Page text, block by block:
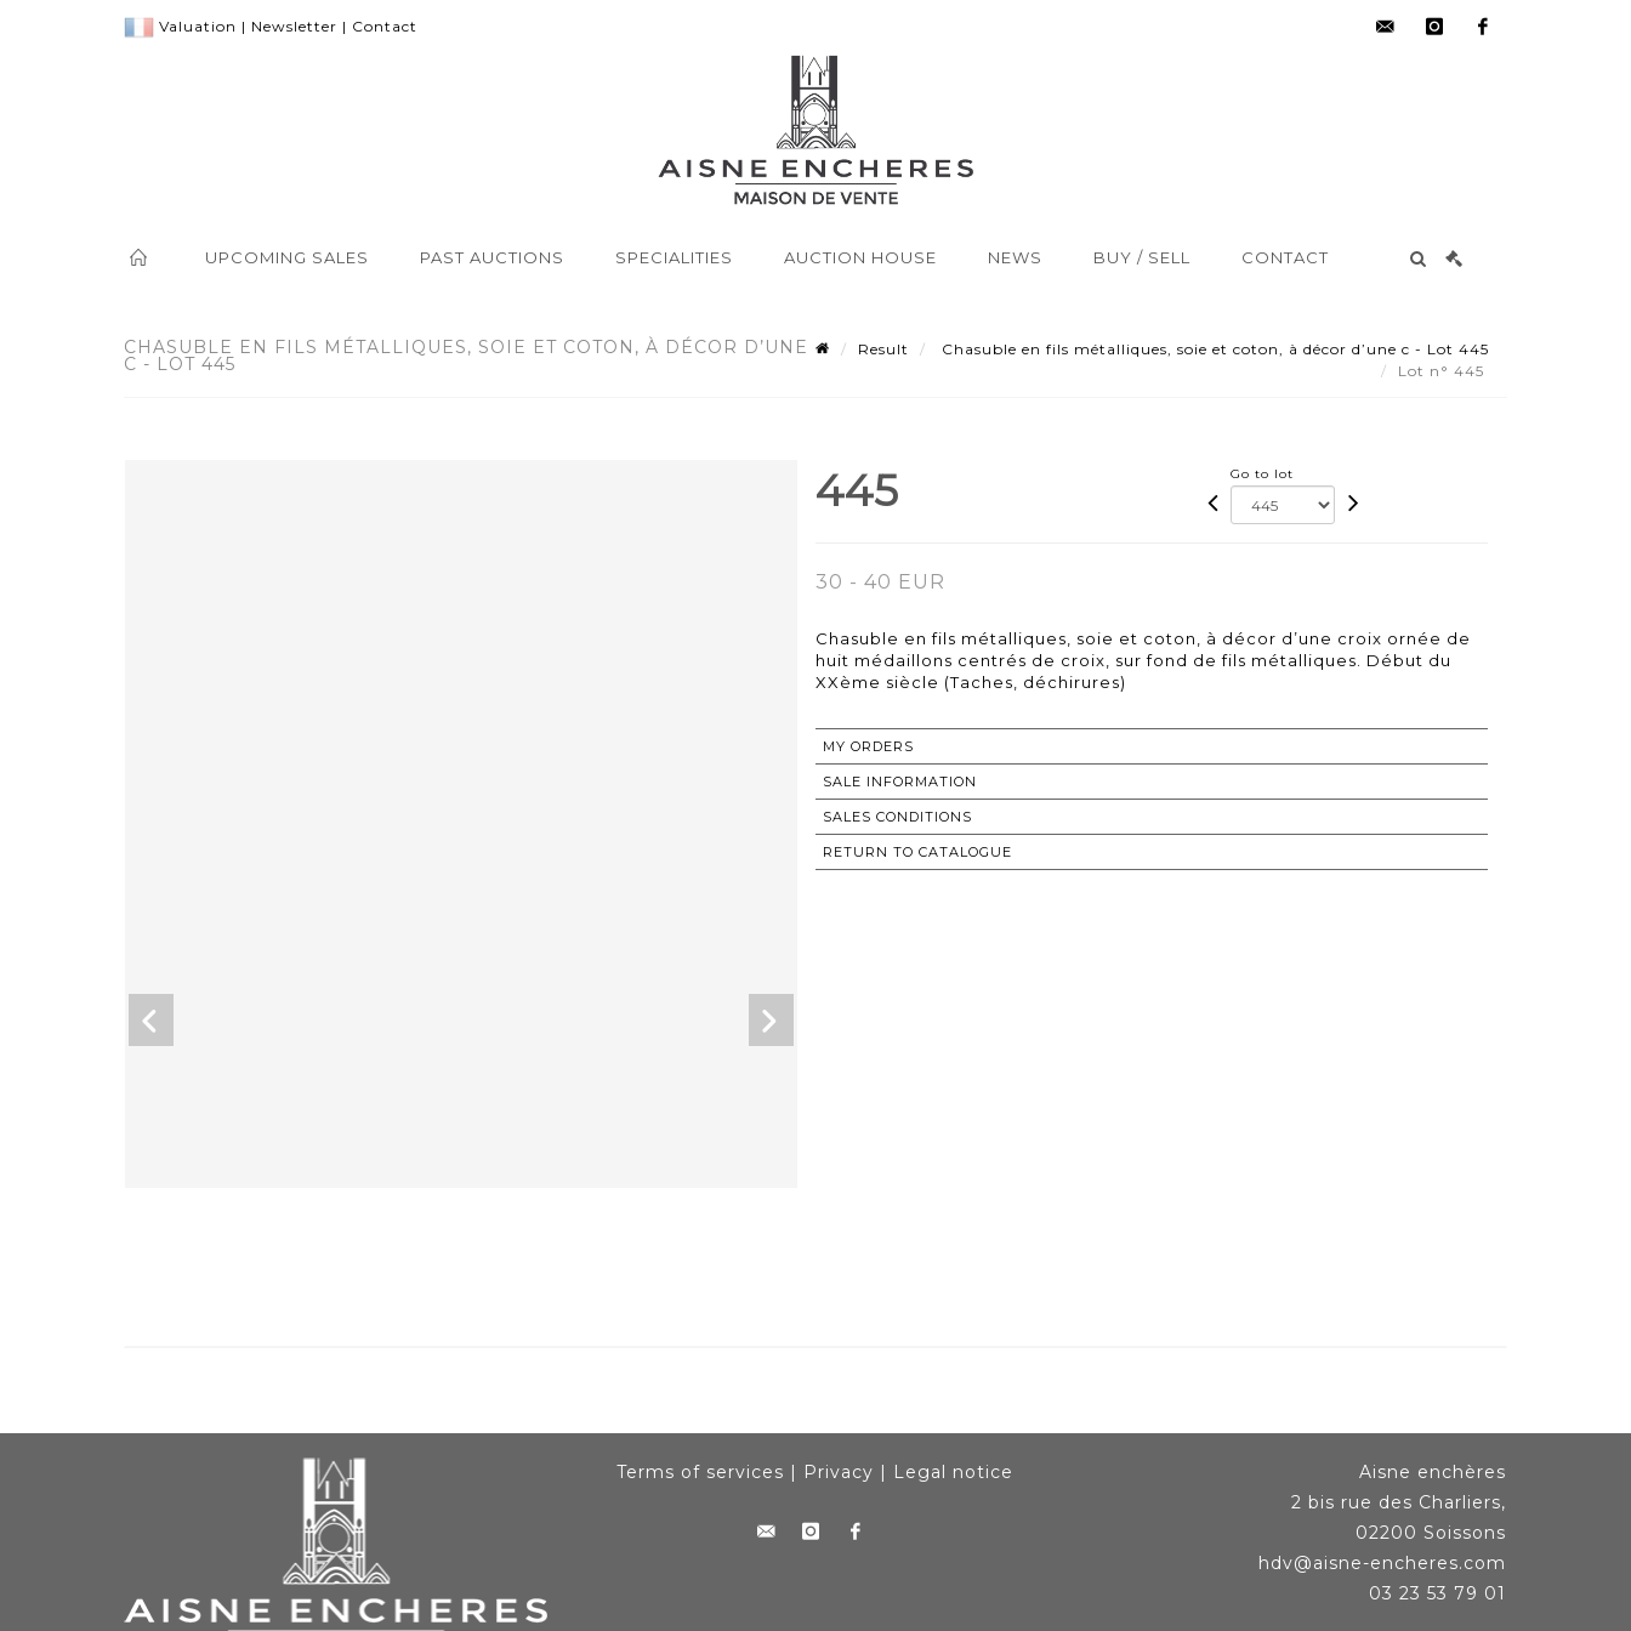
Valuation | Newsletter | Contact
UPCOMING SALES PAST AUCTIONS SPECIALITIES AUCTION HOUSE NEWS BUY / SELL CONTACT
CHASUBLE EN FILS MÉTALLIQUES, SOIE ET COTON, À DÉCOR D’UNE
C - LOT 445
Result
Chasuble en fils métalliques, soie et coton, à décor d’une c - Lot 445
Lot n° 445
445 Go to lot
30 - 40 EUR
Chasuble en fils métalliques, soie et coton, à décor d’une croix ornée de
huit médaillons centrés de croix, sur fond de fils métalliques. Début du
XXème siècle (Taches, déchirures)
MY ORDERS
SALE INFORMATION
SALES CONDITIONS
RETURN TO CATALOGUE
Terms of services | Privacy | Legal notice
Aisne enchères
2 bis rue des Charliers,
02200 Soissons
hdv@aisne-encheres.com
03 23 53 79 01